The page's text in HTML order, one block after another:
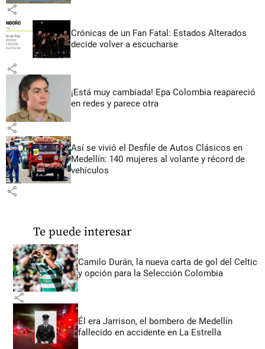
share
Crónicas de un Fan Fatal: Estados Alterados
decide volver a escucharse
share
¡Está muy cambiada! Epa Colombia reapareció
en redes y parece otra
share
Así se vivió el Desfile de Autos Clásicos en
Medellín: 140 mujeres al volante y récord de
vehículos
share
Te puede interesar
Camilo Durán, la nueva carta de gol del Celtic
y opción para la Selección Colombia
share
Él era Jarrison, el bombero de Medellín
fallecido en accidente en La Estrella